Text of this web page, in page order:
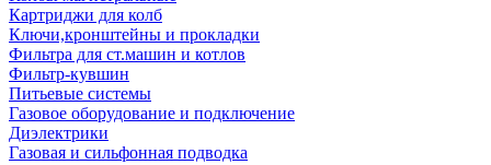
Картриджи для колб
Ключи,кронштейны и прокладки
Фильтра для ст.машин и котлов
Фильтр-кувшин
Питьевые системы
Газовое оборудование и подключение
Диэлектрики
Газовая и сильфонная подводка